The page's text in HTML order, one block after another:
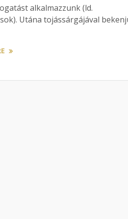
alkalmazzunk (ld.
Utána tojássárgájával